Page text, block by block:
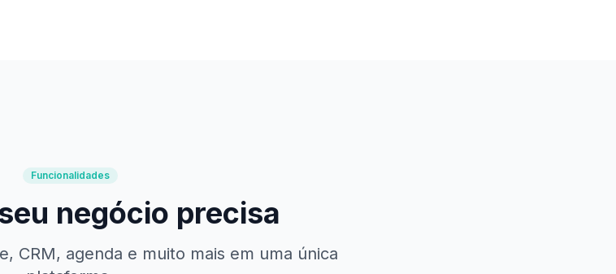
Funcionalidades
negócio precisa
CRM, agenda e muito mais em uma única